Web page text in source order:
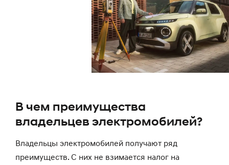
В чем преимущества
владельцев электромобилей?
Владельцы электромобилей получают ряд
преимуществ. С них не взимается налог на